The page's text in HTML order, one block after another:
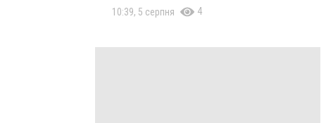
10:39, 5 серпня 4